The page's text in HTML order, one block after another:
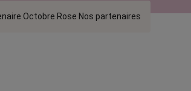
Octobre Rose Nos partenaires